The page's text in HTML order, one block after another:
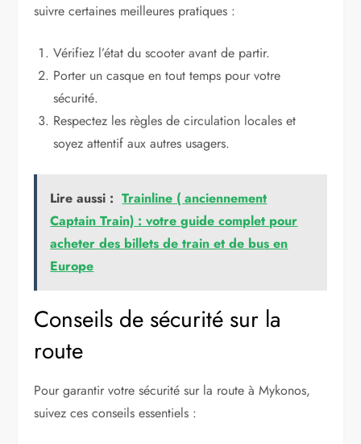
suivre certaines meilleures pratiques :
Vérifiez l’état du scooter avant de partir.
Porter un casque en tout temps pour votre
sécurité.
Respectez les règles de circulation locales et
soyez attentif aux autres usagers.
Lire aussi : Trainline ( anciennement
Captain Train) : votre guide complet pour
acheter des billets de train et de bus en
Europe
Conseils de sécurité sur la
route
Pour garantir votre sécurité sur la route à Mykonos,
suivez ces conseils essentiels :